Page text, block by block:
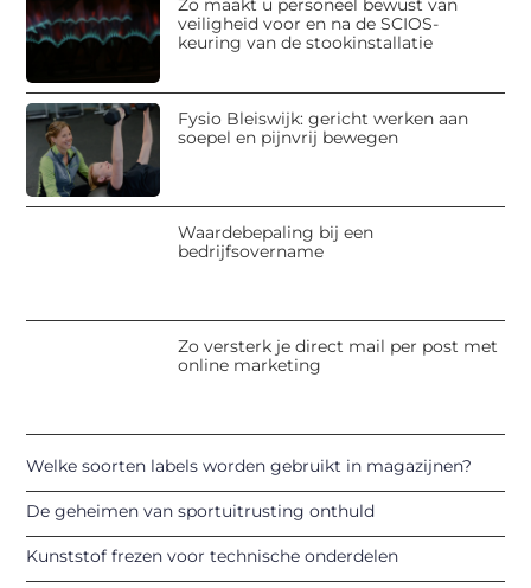
Zo maakt u personeel bewust van
veiligheid voor en na de SCIOS-
keuring van de stookinstallatie
Fysio Bleiswijk: gericht werken aan
soepel en pijnvrij bewegen
Waardebepaling bij een
bedrijfsovername
Zo versterk je direct mail per post met
online marketing
Welke soorten labels worden gebruikt in magazijnen?
De geheimen van sportuitrusting onthuld
Kunststof frezen voor technische onderdelen